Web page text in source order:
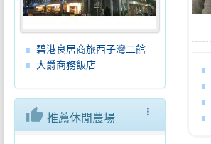
碧港良居商旅西子灣二館
大爵商務飯店
more_vert
thumb_up 推薦休閒農場